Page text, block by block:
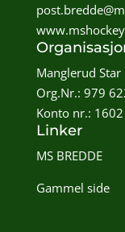
Manglerud Star
Org.Nr.: 979
Konto nr.:
Linker
MS BREDDE
Gammel side